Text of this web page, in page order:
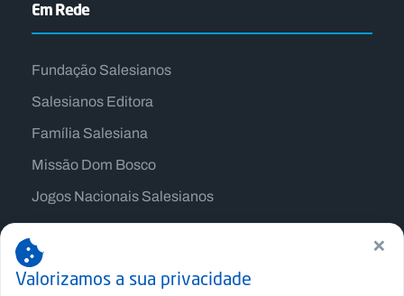
Em Rede
Fundação Salesianos
Salesianos Editora
Família Salesiana
Missão Dom Bosco
Jogos Nacionais Salesianos
×
Valorizamos a sua privacidade